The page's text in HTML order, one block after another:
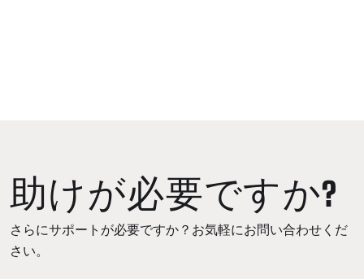
助けが必要ですか?
さらにサポートが必要ですか？お気軽にお問い合わせくだ
さい。